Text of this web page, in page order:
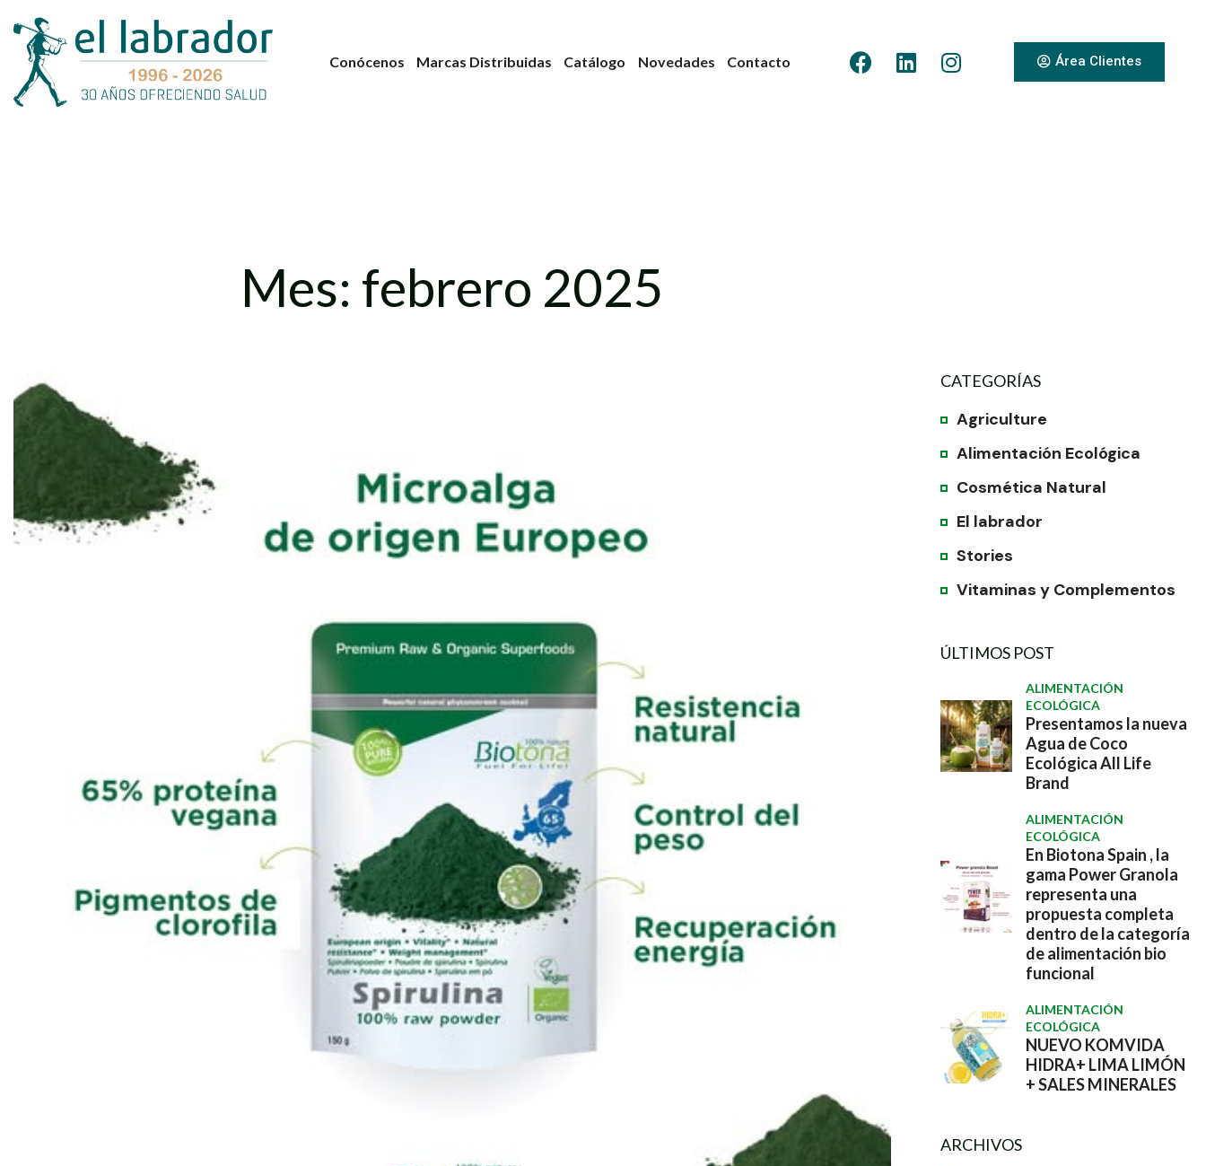
Conócenos Marcas Distribuidas Catálogo Novedades Contacto Área Clientes
Mes: febrero 2025
CATEGORÍAS
Agriculture
Alimentación Ecológica
Cosmética Natural
El labrador
Stories
Vitaminas y Complementos
ÚLTIMOS POST
ALIMENTACIÓN
ECOLÓGICA
Presentamos la nueva
Agua de Coco
Ecológica All Life
Brand
ALIMENTACIÓN
ECOLÓGICA
En Biotona Spain , la
gama Power Granola
representa una
propuesta completa
dentro de la categoría
de alimentación bio
funcional
ALIMENTACIÓN
ECOLÓGICA
NUEVO KOMVIDA
HIDRA+ LIMA LIMÓN
+ SALES MINERALES
ARCHIVOS